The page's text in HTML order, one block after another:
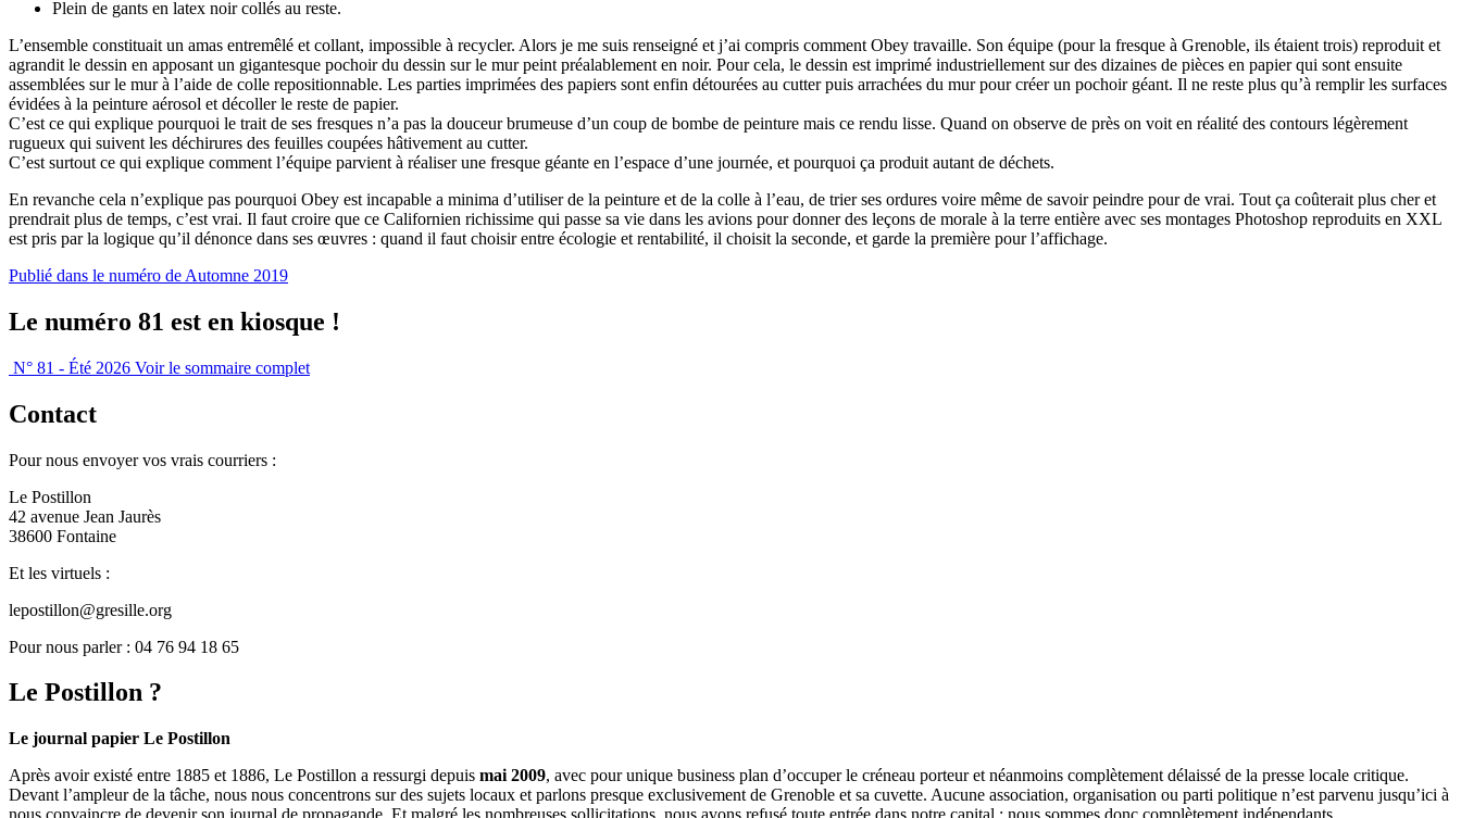
Plein de gants en latex noir collés au reste.
L’ensemble constituait un amas entremêlé et collant, impossible à recycler. Alors je me suis renseigné et j’ai compris comment Obey travaille. Son équipe (pour la fresque à Grenoble, ils étaient trois) reproduit et
agrandit le dessin en apposant un gigantesque pochoir du dessin sur le mur peint préalablement en noir. Pour cela, le dessin est imprimé industriellement sur des dizaines de pièces en papier qui sont ensuite
assemblées sur le mur à l’aide de colle repositionnable. Les parties imprimées des papiers sont enfin détourées au cutter puis arrachées du mur pour créer un pochoir géant. Il ne reste plus qu’à remplir les surfaces
évidées à la peinture aérosol et décoller le reste de papier.
C’est ce qui explique pourquoi le trait de ses fresques n’a pas la douceur brumeuse d’un coup de bombe de peinture mais ce rendu lisse. Quand on observe de près on voit en réalité des contours légèrement
rugueux qui suivent les déchirures des feuilles coupées hâtivement au cutter.
C’est surtout ce qui explique comment l’équipe parvient à réaliser une fresque géante en l’espace d’une journée, et pourquoi ça produit autant de déchets.
En revanche cela n’explique pas pourquoi Obey est incapable a minima d’utiliser de la peinture et de la colle à l’eau, de trier ses ordures voire même de savoir peindre pour de vrai. Tout ça coûterait plus cher et
prendrait plus de temps, c’est vrai. Il faut croire que ce Californien richissime qui passe sa vie dans les avions pour donner des leçons de morale à la terre entière avec ses montages Photoshop reproduits en XXL
est pris par la logique qu’il dénonce dans ses œuvres : quand il faut choisir entre écologie et rentabilité, il choisit la seconde, et garde la première pour l’affichage.
Publié dans le numéro de Automne 2019
Le numéro 81 est en kiosque !
N° 81 - Été 2026 Voir le sommaire complet
Contact
Pour nous envoyer vos vrais courriers :
Le Postillon
42 avenue Jean Jaurès
38600 Fontaine
Et les virtuels :
lepostillon@gresille.org
Pour nous parler : 04 76 94 18 65
Le Postillon ?
Le journal papier Le Postillon
Après avoir existé entre 1885 et 1886, Le Postillon a ressurgi depuis mai 2009, avec pour unique business plan d’occuper le créneau porteur et néanmoins complètement délaissé de la presse locale critique.
Devant l’ampleur de la tâche, nous nous concentrons sur des sujets locaux et parlons presque exclusivement de Grenoble et sa cuvette. Aucune association, organisation ou parti politique n’est parvenu jusqu’ici à